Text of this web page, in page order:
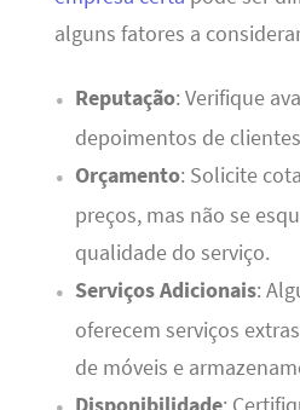
alguns fatores a
Reputação: Verifique
depoimentos de
Orçamento: Solicite
preços, mas não se
qualidade do serviço.
Serviços Adicionais:
oferecem serviços
de móveis e